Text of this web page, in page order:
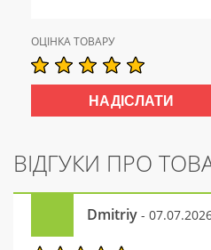
ОЦІНКА ТОВАРУ
ВІДГУКИ ПРО
Dmitriy -